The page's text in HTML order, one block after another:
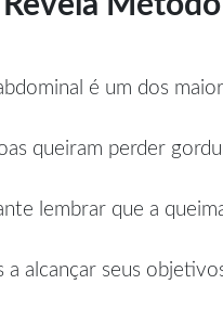
é um dos
queiram perder
lembrar que a
a alcançar seus